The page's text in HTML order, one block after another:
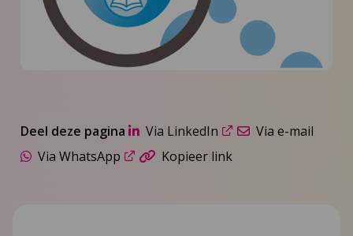
Deel deze pagina Via LinkedIn
Via e-mail
Via WhatsApp
Kopieer link